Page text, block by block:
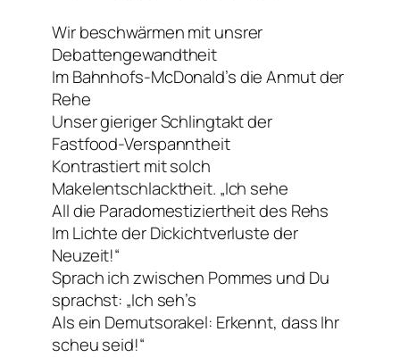
Wir beschwärmen mit unsrer
Debattengewandtheit
Im Bahnhofs-McDonald’s die Anmut der
Rehe
Unser gieriger Schlingtakt der
Fastfood-Verspanntheit
Kontrastiert mit solch
Makelentschlacktheit. „Ich sehe
All die Paradomestiziertheit des Rehs
Im Lichte der Dickichtverluste der
Neuzeit!“
Sprach ich zwischen Pommes und Du
sprachst: „Ich seh’s
Als ein Demutsorakel: Erkennt, dass Ihr
scheu seid!“